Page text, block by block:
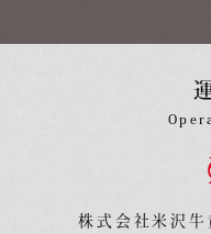
株式会社米沢牛